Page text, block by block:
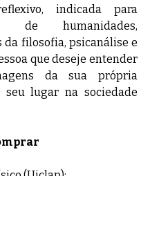
indicada para
de humanidades,
da filosofia, psicanálise e
que deseje entender
da sua própria
lugar na sociedade
(Uiclap):